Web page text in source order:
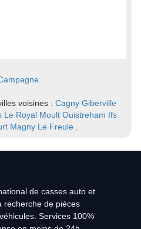
voisines : Cagny Giberville
Le Royal Moult Ouistreham Ifs
Magny Le Freule
de casses auto et
recherche de pièces
Services 100%